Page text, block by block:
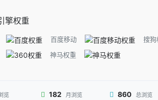
擎权重
百度移动 搜狗
神马权重
览 182 月浏览 860 总浏览